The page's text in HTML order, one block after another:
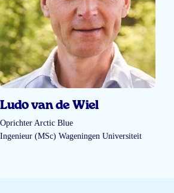
Ludo van de Wiel
Oprichter Arctic Blue
Ingenieur (MSc) Wageningen Universiteit